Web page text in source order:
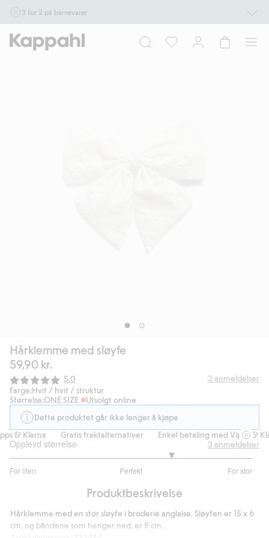
3 for 2 på barnevarer
17/8 i butikk & online for deg som er eller blir medlem. Kan ikke kombineres med
andre tilbud eller rabatter.
Hårklemme med sløyfe
59,90 kr.
Gjennomsnittskarakter:
5.0 3 anmeldelser
Farge:Hvit / hvit / struktur
Størrelse:ONE SIZE
Utsolgt online
Dette produktet går ikke lenger å kjøpe
& Klarna
Gratis fraktalternativer Enkel betaling med Vipps &
Opplevd størrelse
For liten Perfekt For stor
av
3
stemmer
3 anmeldelser
Produktbeskrivelse
Hårklemme med en stor sløyfe i broderie anglaise. Sløyfen er 15 x 6
cm, og båndene som henger ned, er 8 cm.